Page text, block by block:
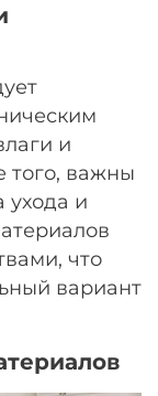
и
того, важны
ухода и
что
вариант